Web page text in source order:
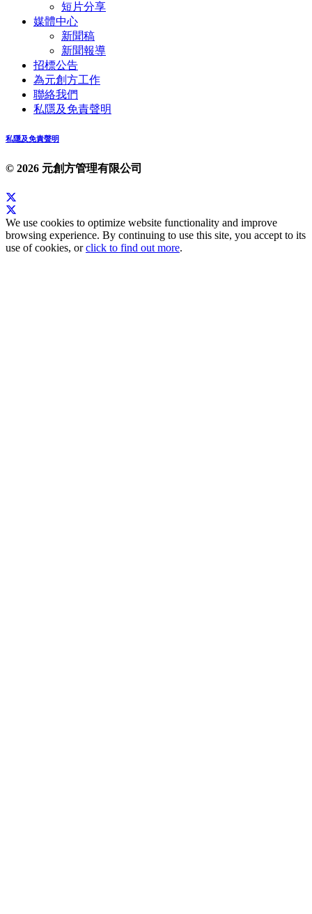
短片分享
媒體中心
新聞稿
新聞報導
招標公告
為元創方工作
聯絡我們
私隱及免責聲明
私隱及免責聲明
© 2026 元創方管理有限公司
We use cookies to optimize website functionality and improve
browsing experience. By continuing to use this site, you accept to its
use of cookies, orclick to find out more.